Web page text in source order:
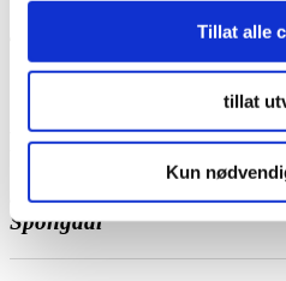
Tillat alle
tillat
Kun
Rørleggermester
Sertifisert
Spongdal